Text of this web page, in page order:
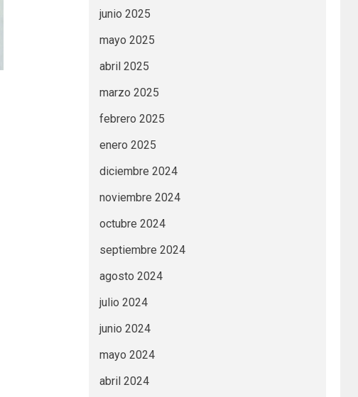
junio 2025
mayo 2025
abril 2025
marzo 2025
febrero 2025
enero 2025
diciembre 2024
noviembre 2024
octubre 2024
septiembre 2024
agosto 2024
julio 2024
junio 2024
mayo 2024
abril 2024